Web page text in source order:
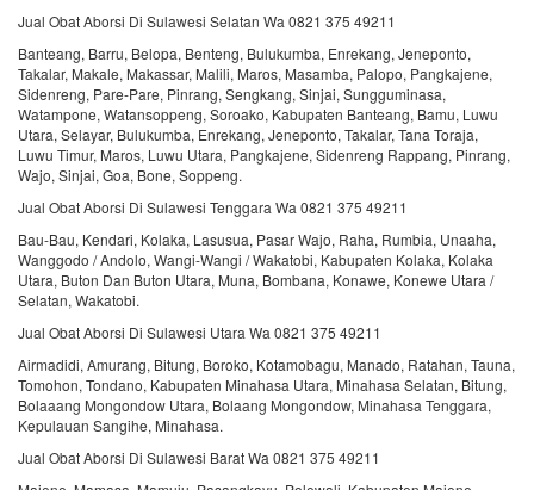
Jual Obat Aborsi Di Sulawesi Selatan Wa 0821 375 49211
Banteang, Barru, Belopa, Benteng, Bulukumba, Enrekang, Jeneponto,
Takalar, Makale, Makassar, Malili, Maros, Masamba, Palopo, Pangkajene,
Sidenreng, Pare-Pare, Pinrang, Sengkang, Sinjai, Sungguminasa,
Watampone, Watansoppeng, Soroako, Kabupaten Banteang, Bamu, Luwu
Utara, Selayar, Bulukumba, Enrekang, Jeneponto, Takalar, Tana Toraja,
Luwu Timur, Maros, Luwu Utara, Pangkajene, Sidenreng Rappang, Pinrang,
Wajo, Sinjai, Goa, Bone, Soppeng.
Jual Obat Aborsi Di Sulawesi Tenggara Wa 0821 375 49211
Bau-Bau, Kendari, Kolaka, Lasusua, Pasar Wajo, Raha, Rumbia, Unaaha,
Wanggodo / Andolo, Wangi-Wangi / Wakatobi, Kabupaten Kolaka, Kolaka
Utara, Buton Dan Buton Utara, Muna, Bombana, Konawe, Konewe Utara /
Selatan, Wakatobi.
Jual Obat Aborsi Di Sulawesi Utara Wa 0821 375 49211
Airmadidi, Amurang, Bitung, Boroko, Kotamobagu, Manado, Ratahan, Tauna,
Tomohon, Tondano, Kabupaten Minahasa Utara, Minahasa Selatan, Bitung,
Bolaaang Mongondow Utara, Bolaang Mongondow, Minahasa Tenggara,
Kepulauan Sangihe, Minahasa.
Jual Obat Aborsi Di Sulawesi Barat Wa 0821 375 49211